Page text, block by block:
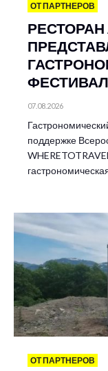
ОТ ПАРТНЕРОВ
РЕСТОРАН
07.08.2026
поддержке
ОТ ПАРТНЕРОВ